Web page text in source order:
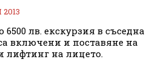
лв. екскурзия в съседна
включени и поставяне на
лифтинг на лицето.